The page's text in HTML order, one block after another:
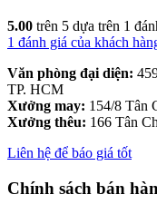
5.00 trên 5 dựa trên 1
1 đánh giá của khách
Văn phòng đại diện:
TP. HCM
Xưởng may: 154/8 Tân
Xưởng thêu: 166 Tân
Liên hệ để báo giá tốt
Chính sách bán